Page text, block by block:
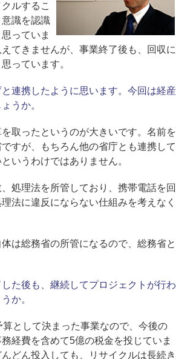
ルするこ
識を認識
っていま
てきませんが、事業終了後も、回収に
っています。
連携したように思います。今回は経産
うか。
取ったというのが大きいです。名前を
すが、もちろん他の省庁とも連携して
いうわけではありません。
処理法を所管しており、携帯電話を回
法に違反にならない仕組みを考えなく
は総務省の所管になるので、総務省と
た後も、継続してプロジェクトが行わ
か。
として決まった事業なので、今後の
経費を含めて5億の税金を投じていま
どん投入しても、リサイクルは長続き